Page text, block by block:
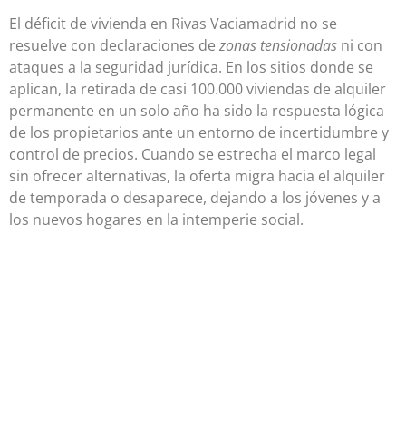
El déficit de vivienda en Rivas Vaciamadrid no se
resuelve con declaraciones de zonas tensionadas ni con
ataques a la seguridad jurídica. En los sitios donde se
aplican, la retirada de casi 100.000 viviendas de alquiler
permanente en un solo año ha sido la respuesta lógica
de los propietarios ante un entorno de incertidumbre y
control de precios. Cuando se estrecha el marco legal
sin ofrecer alternativas, la oferta migra hacia el alquiler
de temporada o desaparece, dejando a los jóvenes y a
los nuevos hogares en la intemperie social.